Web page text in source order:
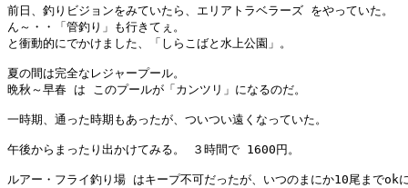
前日、釣りビジョンをみていたら、エリアトラベラーズ をやっていた。
ん～・・「管釣り」も行きてぇ。
と衝動的にでかけました、「しらこばと水上公園」。
夏の間は完全なレジャープール。
晩秋～早春 は このプールが「カンツリ」になるのだ。
一時期、通った時期もあったが、ついつい遠くなっていた。
午後からまったり出かけてみる。 ３時間で 1600円。
ルアー・フライ釣り場 はキープ不可だったが、いつのまにか10尾までok